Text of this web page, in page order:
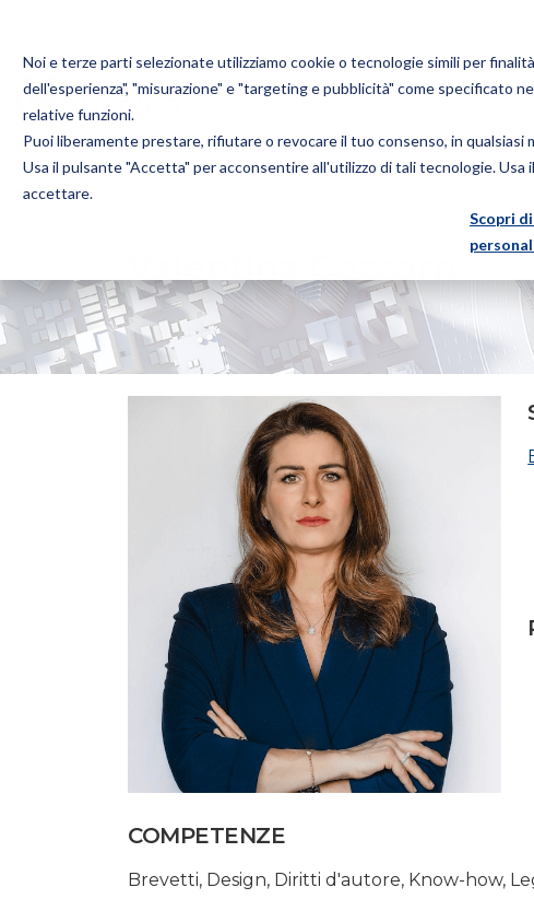
Noi e terze parti selezionate utilizziamo cookie o tecnologie simili per
dell'esperienza", "misurazione" e "targeting e pubblicità" come specificato
relative funzioni.
Puoi liberamente prestare, rifiutare o revocare il tuo consenso, in qualsiasi
Usa il pulsante "Accetta" per acconsentire all'utilizzo di tali tecnologie.
accettare.
Scopri
Bugnion
The
COMPETENZE
Brevetti, Design, Diritti d'autore, Know-how,